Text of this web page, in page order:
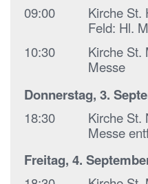
09:00
Kirche St.
Feld: Hl.
10:30
Kirche St.
Messe
Donnerstag, 3.
18:30 Kirche St.
Messe
Freitag, 4.